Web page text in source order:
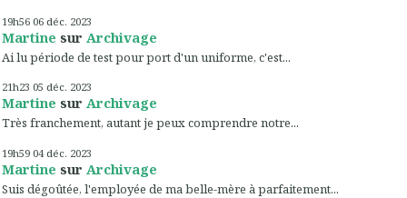
19h56 06 déc. 2023
Martine sur Archivage
Ai lu période de test pour port d'un uniforme, c'est...
21h23 05 déc. 2023
Martine sur Archivage
Très franchement, autant je peux comprendre notre...
19h59 04 déc. 2023
Martine sur Archivage
Suis dégoûtée, l'employée de ma belle-mère à parfaitement...